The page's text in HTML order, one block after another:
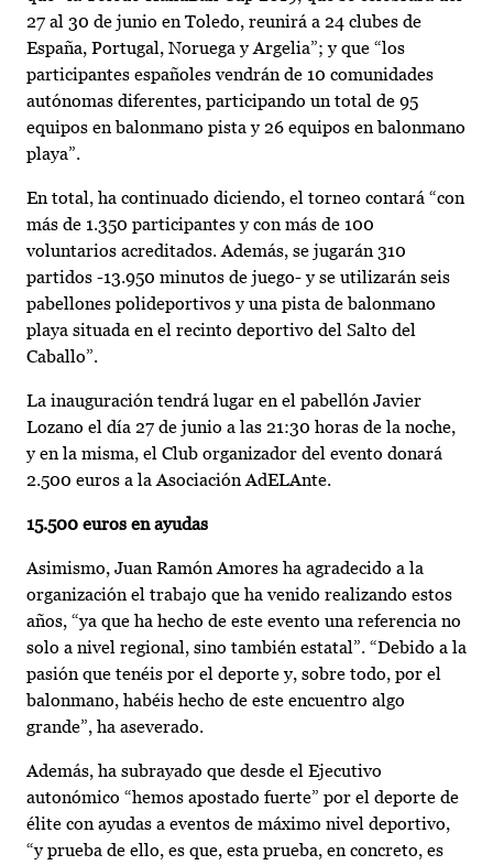
27 al 30 de junio en Toledo, reunirá a 24 clubes de
España, Portugal, Noruega y Argelia”; y que “los
participantes españoles vendrán de 10 comunidades
autónomas diferentes, participando un total de 95
equipos en balonmano pista y 26 equipos en balonmano
playa”.
En total, ha continuado diciendo, el torneo contará “con
más de 1.350 participantes y con más de 100
voluntarios acreditados. Además, se jugarán 310
partidos -13.950 minutos de juego- y se utilizarán seis
pabellones polideportivos y una pista de balonmano
playa situada en el recinto deportivo del Salto del
Caballo”.
La inauguración tendrá lugar en el pabellón Javier
Lozano el día 27 de junio a las 21:30 horas de la noche,
y en la misma, el Club organizador del evento donará
2.500 euros a la Asociación AdELAnte.
15.500 euros en ayudas
Asimismo, Juan Ramón Amores ha agradecido a la
organización el trabajo que ha venido realizando estos
años, “ya que ha hecho de este evento una referencia no
solo a nivel regional, sino también estatal”. “Debido a la
pasión que tenéis por el deporte y, sobre todo, por el
balonmano, habéis hecho de este encuentro algo
grande”, ha aseverado.
Además, ha subrayado que desde el Ejecutivo
autonómico “hemos apostado fuerte” por el deporte de
élite con ayudas a eventos de máximo nivel deportivo,
“y prueba de ello, es que, esta prueba, en concreto, es